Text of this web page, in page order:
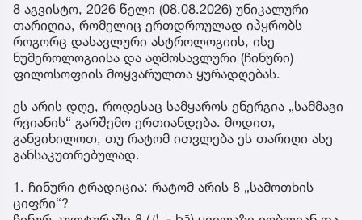
8 აგვისტო, 2026 წელი (08.08.2026) უნიკალური
თარიღია, რომელიც ერთდროულად იპყრობს
როგორც დასავლური ასტროლოგიის, ისე
ნუმეროლოგიისა და აღმოსავლური (ჩინური)
ფილოსოფიის მოყვარულთა ყურადღებას.
ეს არის დღე, როდესაც სამყაროს ენერგია „სამმაგი
რვიანის“ გარშემო ერთიანდება. მოდით,
განვიხილოთ, თუ რატომ ითვლება ეს თარიღი ასე
განსაკუთრებულად.
1. ჩინური ტრადიცია: რატომ არის 8 „სამოთხის
ციფრი“?